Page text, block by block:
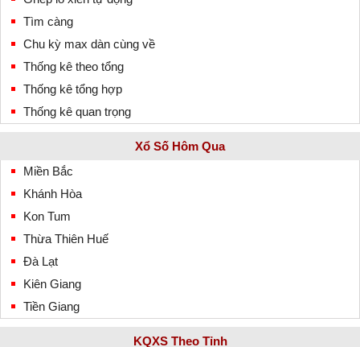
Tìm càng
Chu kỳ max dàn cùng về
Thống kê theo tổng
Thống kê tổng hợp
Thống kê quan trọng
Xổ Số Hôm Qua
Miền Bắc
Khánh Hòa
Kon Tum
Thừa Thiên Huế
Đà Lạt
Kiên Giang
Tiền Giang
KQXS Theo Tỉnh